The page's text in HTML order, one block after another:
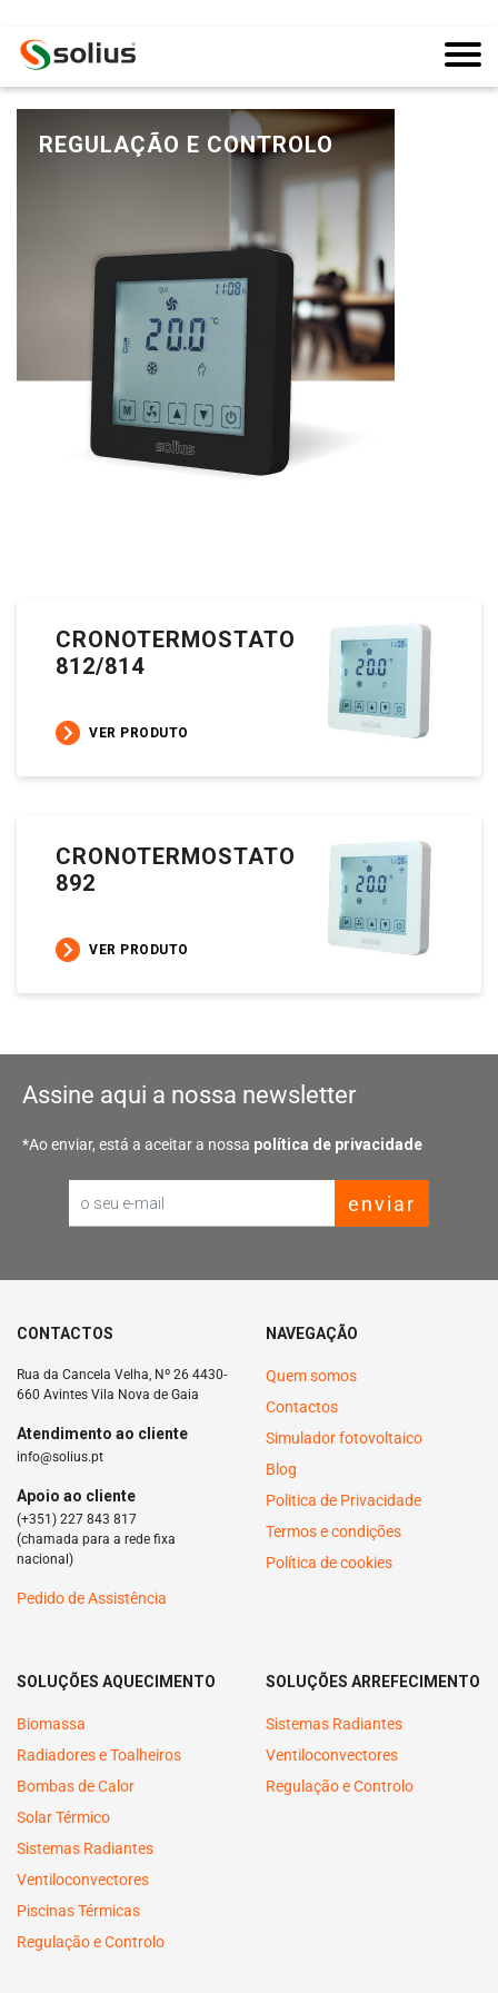
REGULAÇÃO E CONTROLO
CRONOTERMOSTATO
812/814
VER PRODUTO
CRONOTERMOSTATO
892
VER PRODUTO
Assine aqui a nossa newsletter
*Ao enviar, está a aceitar a nossa política de privacidade
enviar
CONTACTOS
Rua da Cancela Velha, Nº 26 4430-
660 Avintes Vila Nova de Gaia
Atendimento ao cliente
info@solius.pt
Apoio ao cliente
(+351) 227 843 817
(chamada para a rede fixa
nacional)
Pedido de Assistência
NAVEGAÇÃO
Quem somos
Contactos
Simulador fotovoltaico
Blog
Politica de Privacidade
Termos e condições
Política de cookies
SOLUÇÕES AQUECIMENTO
Biomassa
Radiadores e Toalheiros
Bombas de Calor
Solar Térmico
Sistemas Radiantes
Ventiloconvectores
Piscinas Térmicas
Regulação e Controlo
SOLUÇÕES ARREFECIMENTO
Sistemas Radiantes
Ventiloconvectores
Regulação e Controlo